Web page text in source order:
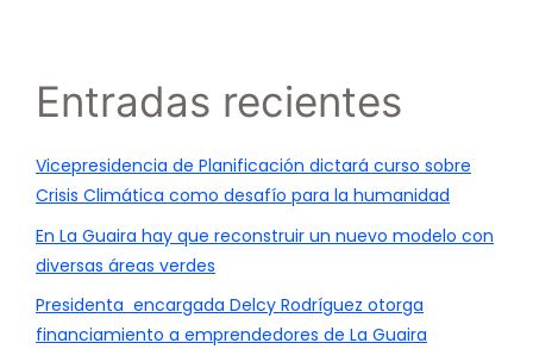
Entradas recientes
Vicepresidencia de Planificación dictará curso sobre
Crisis Climática como desafío para la humanidad
En La Guaira hay que reconstruir un nuevo modelo con
diversas áreas verdes
Presidenta encargada Delcy Rodríguez otorga
financiamiento a emprendedores de La Guaira